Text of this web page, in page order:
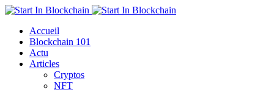
Accueil
Blockchain 101
Actu
Articles
Cryptos
NFT